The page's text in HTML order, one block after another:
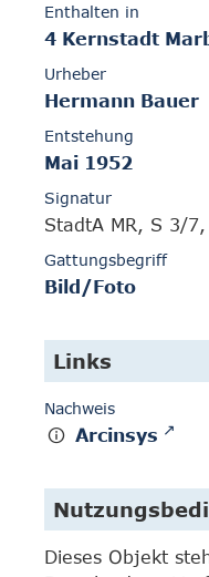
Enthalten in
4 Kernstadt
Urheber
Hermann Bauer
Entstehung
Mai 1952
Signatur
StadtA MR, S 3/7,
Gattungsbegriff
Bild/Foto
Links
Nachweis
Arcinsys
Dieses Objekt